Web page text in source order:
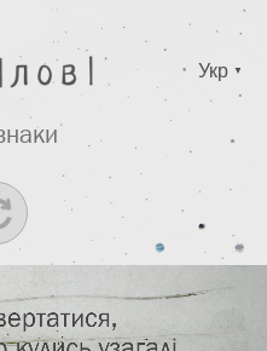
Укр ▼